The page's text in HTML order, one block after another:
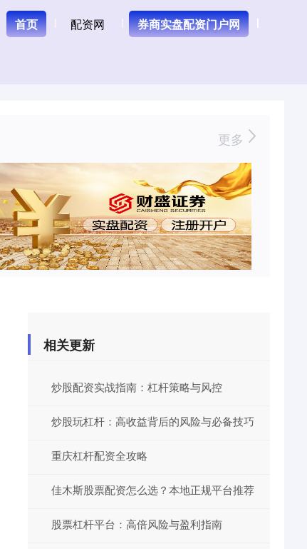
首页 配资网 券商实盘配资门户网
更多
相关更新
炒股配资实战指南：杠杆策略与风控
炒股玩杠杆：高收益背后的风险与必备技巧
重庆杠杆配资全攻略
佳木斯股票配资怎么选？本地正规平台推荐
股票杠杆平台：高倍风险与盈利指南